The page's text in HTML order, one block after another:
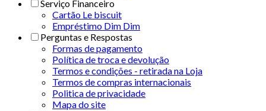
Serviço Financeiro
Cartão Le biscuit
Empréstimo Dim Dim
Perguntas e Respostas
Formas de pagamento
Política de troca e devolução
Termos e condições - retirada na Loja
Termos de compras internacionais
Politica de privacidade
Mapa do site